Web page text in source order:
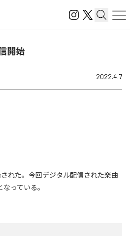
開始
2022.4.7
された。今回デジタル配信された楽曲
なっている。